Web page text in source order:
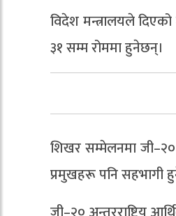
विदेश मन्त्रालयले दिएको
३१ सम्म रोममा हुनेछन्।
शिखर सम्मेलनमा जी–२०
प्रमुखहरू पनि सहभागी